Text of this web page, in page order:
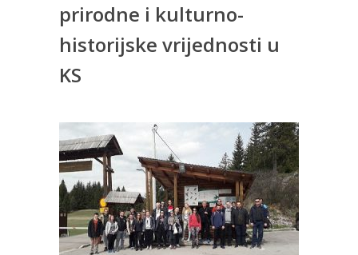
prirodne i kulturno-
historijske vrijednosti u
KS